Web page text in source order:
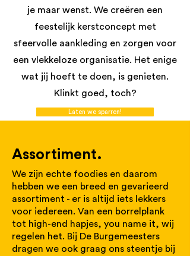
je maar wenst. We creëren een
feestelijk kerstconcept met
sfeervolle aankleding en zorgen voor
een vlekkeloze organisatie. Het enige
wat jij hoeft te doen, is genieten.
Klinkt goed, toch?
Laten we sparren!
Assortiment.
We zijn echte foodies en daarom
hebben we een breed en gevarieerd
assortiment - er is altijd iets lekkers
voor iedereen. Van een borrelplank
tot high-end hapjes, you name it, wij
regelen het. Bij De Burgemeesters
dragen we ook graag ons steentje bij